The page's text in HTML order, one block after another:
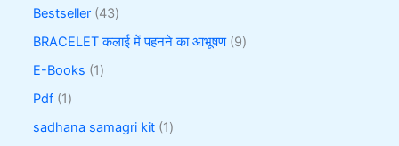
Bestseller 43
BRACELET कलाई में पहनने का आभूषण 9
E-Books 1
Pdf 1
sadhana samagri kit 1